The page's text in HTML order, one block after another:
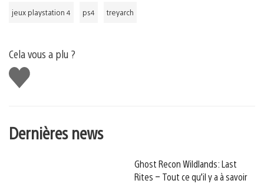
jeux playstation 4 ps4 treyarch
Cela vous a plu ?
J'aime
Dernières news
Ghost Recon Wildlands: Last
Rites – Tout ce qu’il y a à savoir